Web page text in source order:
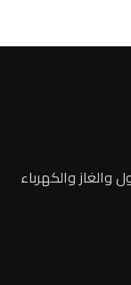
والغاز والكهرباء